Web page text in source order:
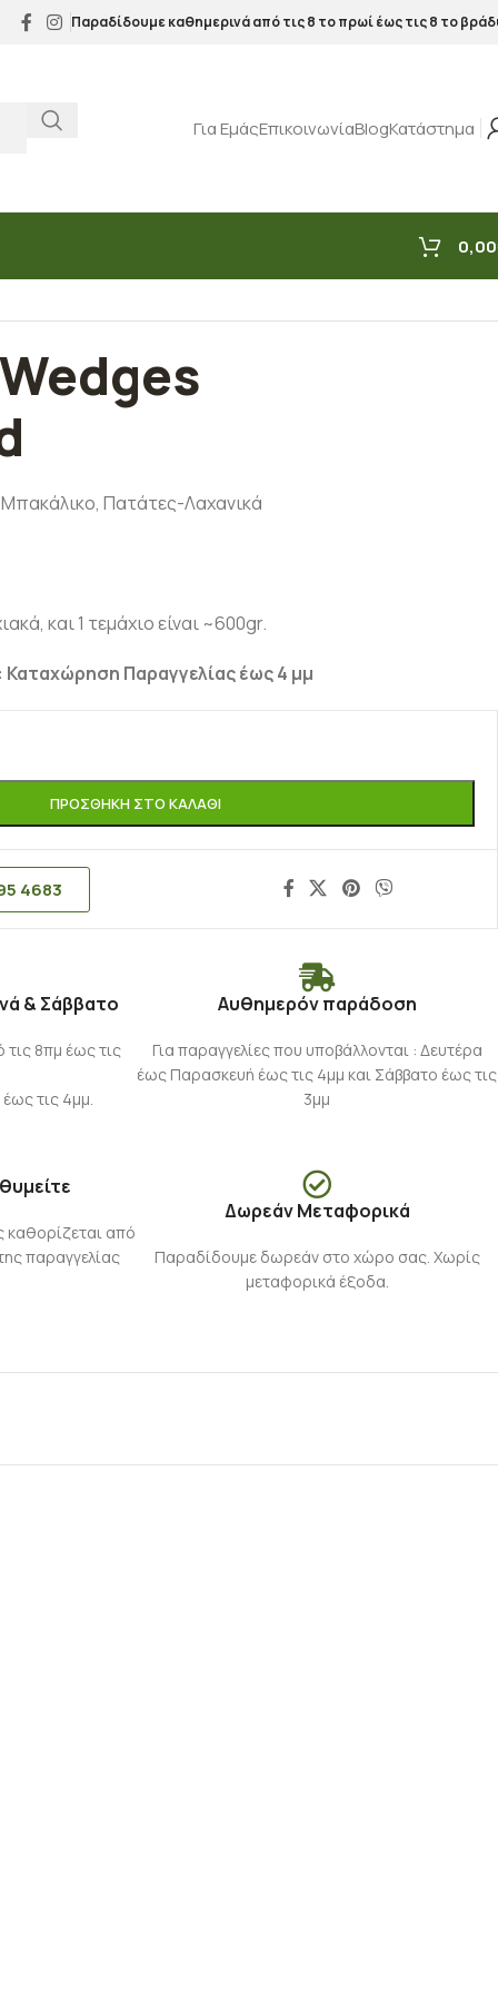
Παραδίδουμε καθημερινά από τις 8 το πρωί έως τις 8 το
Για ΕμάςΕπικοινωνίαBlogΚατάστημα
0,00
Μπακάλικο, Πατάτες-Λαχανικά
και 1 τεμάχιο είναι ~600gr.
Παραγγελίας έως 4 μμ
ΠΡΟΣΘΉΚΗ ΣΤΟ ΚΑΛΆΘΙ
4683
& Σάββατο
8πμ έως τις
τις 4μμ.
Αυθημερόν παράδοση
Για παραγγελίες που υποβάλλονται : Δευτέρα
έως Παρασκευή έως τις 4μμ και Σάββατο έως τις
3μμ
από
παραγγελίας
Δωρεάν Μεταφορικά
Παραδίδουμε δωρεάν στο χώρο σας. Χωρίς
μεταφορικά έξοδα.